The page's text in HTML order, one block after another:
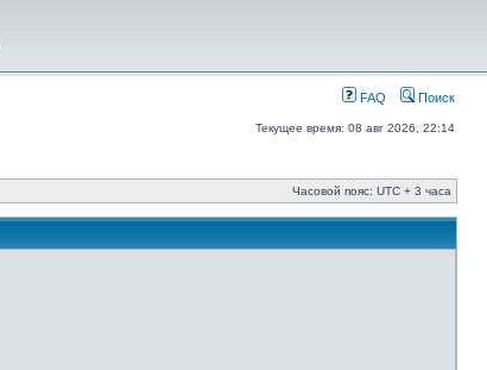
FAQ Поиск
Текущее время: 08 авг 2026, 22:14
Часовой пояс: UTC + 3 часа